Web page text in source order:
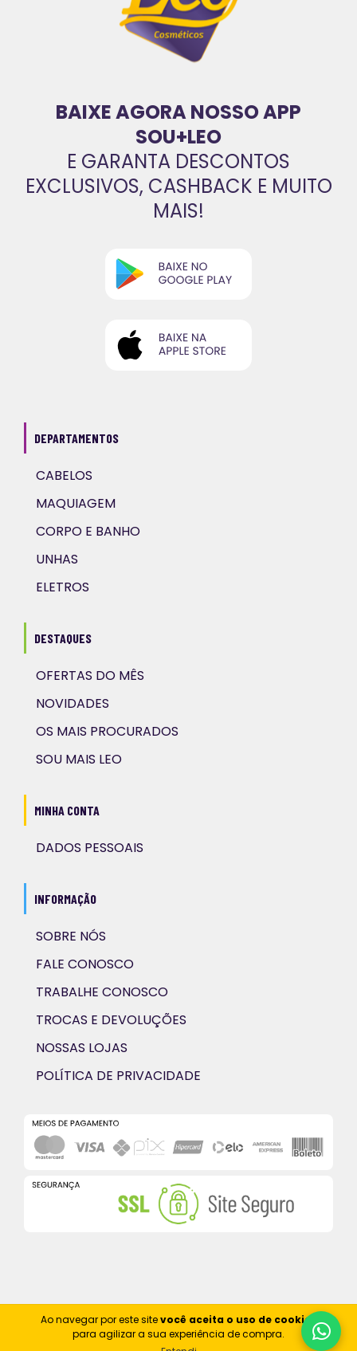
Ao navegar por este sitevocê aceita o uso de cookies
para agilizar a sua experiência de compra.
BAIXE AGORA NOSSO APP
SOU+LEO
E GARANTA DESCONTOS
EXCLUSIVOS, CASHBACK E MUITO
MAIS!
DEPARTAMENTOS
CABELOS
MAQUIAGEM
CORPO E BANHO
UNHAS
ELETROS
DESTAQUES
OFERTAS DO MÊS
NOVIDADES
OS MAIS PROCURADOS
SOU MAIS LEO
MINHA CONTA
DADOS PESSOAIS
INFORMAÇÃO
SOBRE NÓS
FALE CONOSCO
TRABALHE CONOSCO
TROCAS E DEVOLUÇÕES
NOSSAS LOJAS
POLÍTICA DE PRIVACIDADE